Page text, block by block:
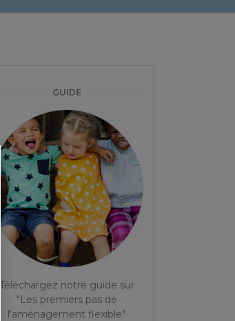
GUIDE
Téléchargez notre guide sur
"Les premiers pas de
l'aménagement flexible"